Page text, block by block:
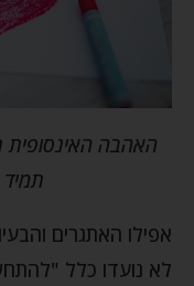
האהבה האינסופית
אפילו האתגרים
לא נועדו כלל